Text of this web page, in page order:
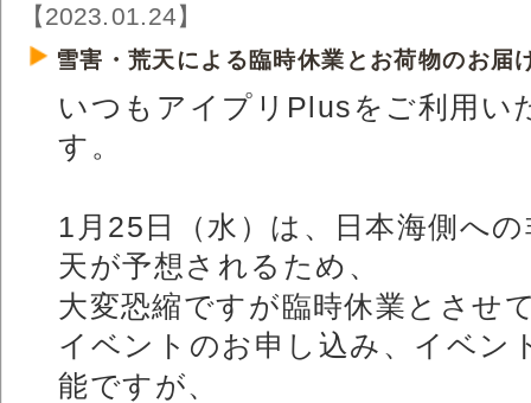
【2023.01.24】
雪害・荒天による臨時休業とお荷物のお届
いつもアイプリPlusをご利用い
す。
1月25日（水）は、日本海側へ
天が予想されるため、
大変恐縮ですが臨時休業とさせ
イベントのお申し込み、イベン
能ですが、